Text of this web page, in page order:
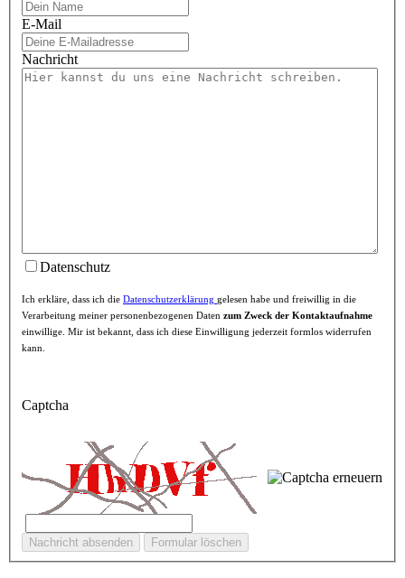
E-Mail
Nachricht
Datenschutz
Ich erkläre, dass ich die Datenschutzerklärung gelesen habe und freiwillig in die
Verarbeitung meiner personenbezogenen Daten zum Zweck der Kontaktaufnahme
einwillige. Mir ist bekannt, dass ich diese Einwilligung jederzeit formlos widerrufen
kann.
Captcha